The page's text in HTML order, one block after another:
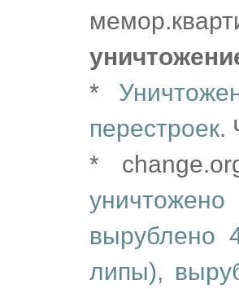
*
перестроек.
*
вырублено
липы),